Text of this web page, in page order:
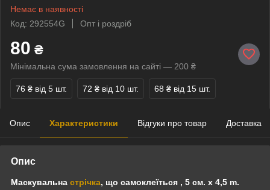
Немає в наявності
Код: 292554G
Опт і роздріб
80 ₴
Мінімальна сума замовлення на сайті — 200 ₴
76 ₴ від 5 шт. 72 ₴ від 10 шт. 68 ₴ від 15 шт.
Опис Характеристики Відгуки про товар Доставка
Опис
Маскувальна стрічка, що самоклеїться , 5 см. x 4,5 m.